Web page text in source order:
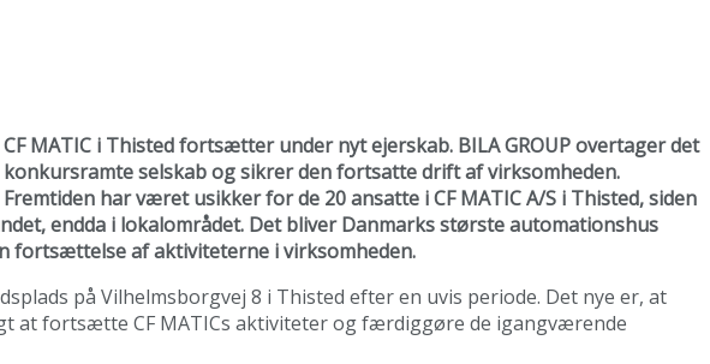
CF MATIC i Thisted fortsætter under nyt ejerskab. BILA GROUP overtager det
konkursramte selskab og sikrer den fortsatte drift af virksomheden.
Fremtiden har været usikker for de 20 ansatte i CF MATIC A/S i Thisted, siden
endda i lokalområdet. Det bliver Danmarks største automationshus
fortsættelse af aktiviteterne i virksomheden.
på Vilhelmsborgvej 8 i Thisted efter en uvis periode. Det nye er, at
at fortsætte CF MATICs aktiviteter og færdiggøre de igangværende